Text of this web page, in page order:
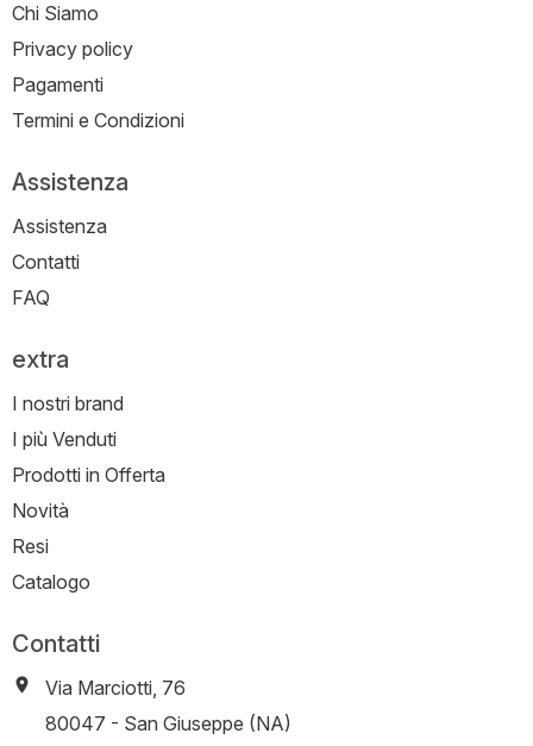
Chi Siamo
Privacy policy
Pagamenti
Termini e Condizioni
Assistenza
Assistenza
Contatti
FAQ
extra
I nostri brand
I più Venduti
Prodotti in Offerta
Novità
Resi
Catalogo
Contatti
Via Marciotti, 76
-
80047 - San Giuseppe (NA)